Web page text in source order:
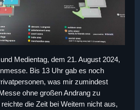
Medientag, dem 21. August 2024,
Bis 13 Uhr gab es noch
was mir zumindest
ohne großen Andrang zu
die Zeit bei Weitem nicht aus,